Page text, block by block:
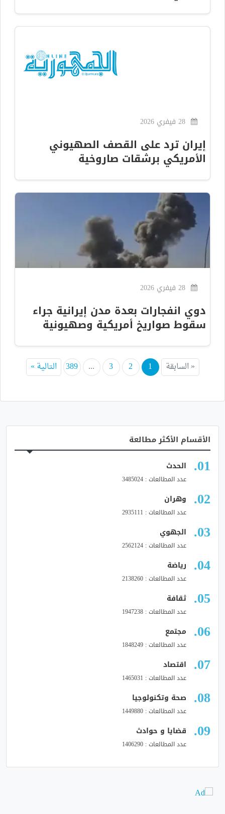
إيران ترد على القصف الصهيوني
الأمريكي برشقات صاروخية
دوي انفجارات بعدة مدن إيرانية جراء
سقوط صواريخ أمريكية وصهيونية
« السابقة 1
2
3
...
389 التالية »
الأقسام الأكثر مطالعة
الحدث
عدد المطالعات : 3485024
وهران
عدد المطالعات : 2935111
الجهوي
عدد المطالعات : 2562124
رياضة
عدد المطالعات : 2138260
ثقافة
عدد المطالعات : 1947238
مجتمع
عدد المطالعات : 1848249
اقتصاد
عدد المطالعات : 1465031
صحة وتكنولوجيا
عدد المطالعات : 1449880
قضايا و حوادث
عدد المطالعات : 1406290